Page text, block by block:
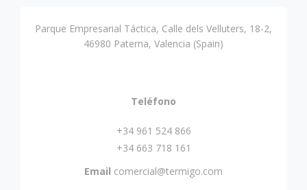
Parque Empresarial Táctica, Calle dels Velluters, 18-2,
46980 Paterna, Valencia (Spain)
Teléfono
+34 961 524 866
+34 663 718 161
Email comercial@termigo.com